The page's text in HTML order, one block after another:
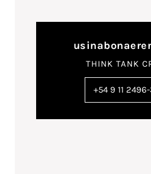
THINK TANK
+54 9 11